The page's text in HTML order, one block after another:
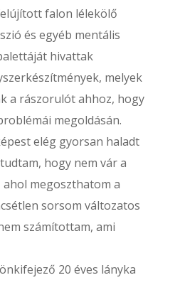
falon lélekölő
és egyéb mentális
hivattak
melyek
a rászorulót ahhoz, hogy
megoldásán.
elég gyorsan haladt
hogy nem vár a
megoszthatom a
sorsom változatos
számítottam, ami
20 éves lányka